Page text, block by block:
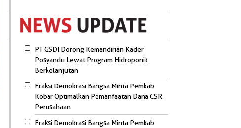
PT GSDI Dorong Kemandirian Kader
Posyandu Lewat Program Hidroponik
Berkelanjutan
Fraksi Demokrasi Bangsa Minta Pemkab
Kobar Optimalkan Pemanfaatan Dana CSR
Perusahaan
Fraksi Demokrasi Bangsa Minta Pemkab